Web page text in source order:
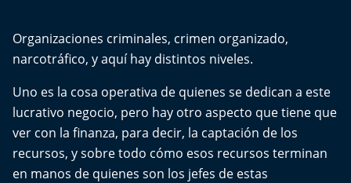
Cultura y Espectáculos
Del Fin del Mundo
Deportes
Conexión Digital
Organizaciones criminales, crimen organizado,
narcotráfico, y aquí hay distintos niveles.
Uno es la cosa operativa de quienes se dedican a este
lucrativo negocio, pero hay otro aspecto que tiene que
ver con la finanza, para decir, la captación de los
recursos, y sobre todo cómo esos recursos terminan
en manos de quienes son los jefes de estas